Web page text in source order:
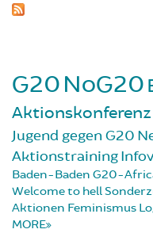
G20NoG20
Aktionskonferenz
Jugend gegen G20
Aktionstraining
Baden-Baden G20-
Welcome to hell
Aktionen Feminismus
MORE